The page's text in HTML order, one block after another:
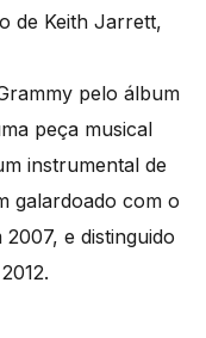
de Keith Jarrett,
pelo álbum
peça musical
instrumental de
galardoado com o
e distinguido